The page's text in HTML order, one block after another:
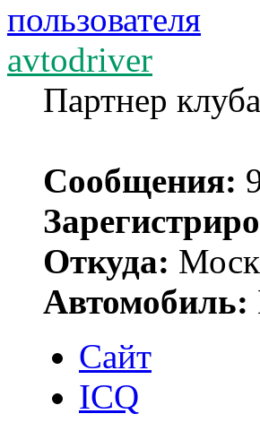
avtodriver
Партнер клуба
Сообщения:
Откуда:
Автомобиль:
Сайт
ICQ